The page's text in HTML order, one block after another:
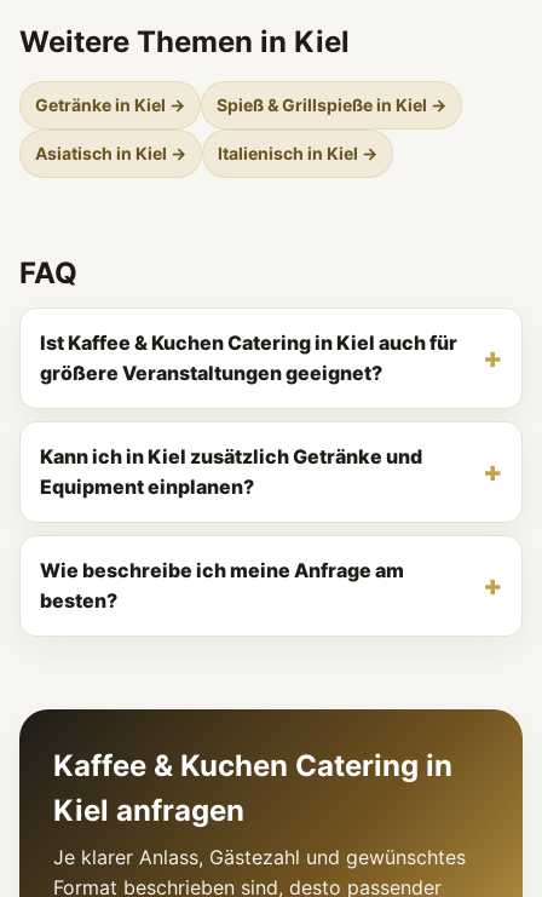
Weitere Themen in Kiel
Getränke in Kiel → Spieß & Grillspieße in Kiel →
Asiatisch in Kiel → Italienisch in Kiel →
FAQ
Ist Kaffee & Kuchen Catering in Kiel auch für
größere Veranstaltungen geeignet?
Kann ich in Kiel zusätzlich Getränke und
Equipment einplanen?
Wie beschreibe ich meine Anfrage am
besten?
Kaffee & Kuchen Catering in
Kiel anfragen
Je klarer Anlass, Gästezahl und gewünschtes
Format beschrieben sind, desto passender